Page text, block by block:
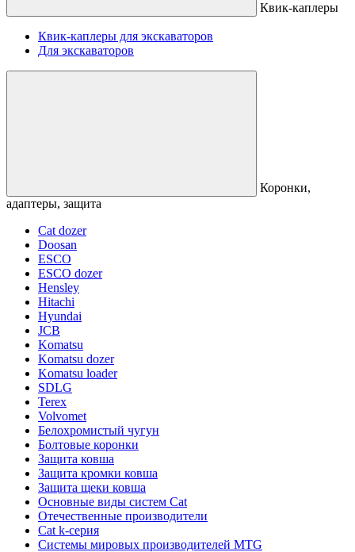
Квик-каплеры
Квик-каплеры для экскаваторов
Для экскаваторов
Коронки,
адаптеры, защита
Cat dozer
Doosan
ESCO
ESCO dozer
Hensley
Hitachi
Hyundai
JCB
Komatsu
Komatsu dozer
Komatsu loader
SDLG
Terex
Volvomet
Белохромистый чугун
Болтовые коронки
Защита ковша
Защита кромки ковша
Защита щеки ковша
Основные виды систем Cat
Отечественные производители
Сat k-серия
Системы мировых производителей MTG